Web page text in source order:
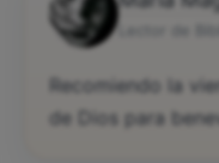
Recomiendo la
de Dios para